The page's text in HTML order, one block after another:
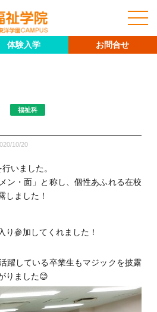
体験入学 お問合せ
福祉科
10/20
いました。
ン・面」と称し、個性あふれる在校
しました！
り参加してくれました！
躍している卒業生もマジックを披露
りました😊